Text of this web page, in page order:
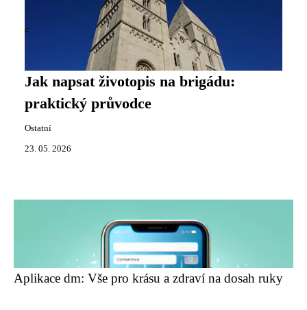
Jak napsat životopis na brigádu:
praktický průvodce
Ostatní
23. 05. 2026
Aplikace dm: Vše pro krásu a zdraví na dosah ruky